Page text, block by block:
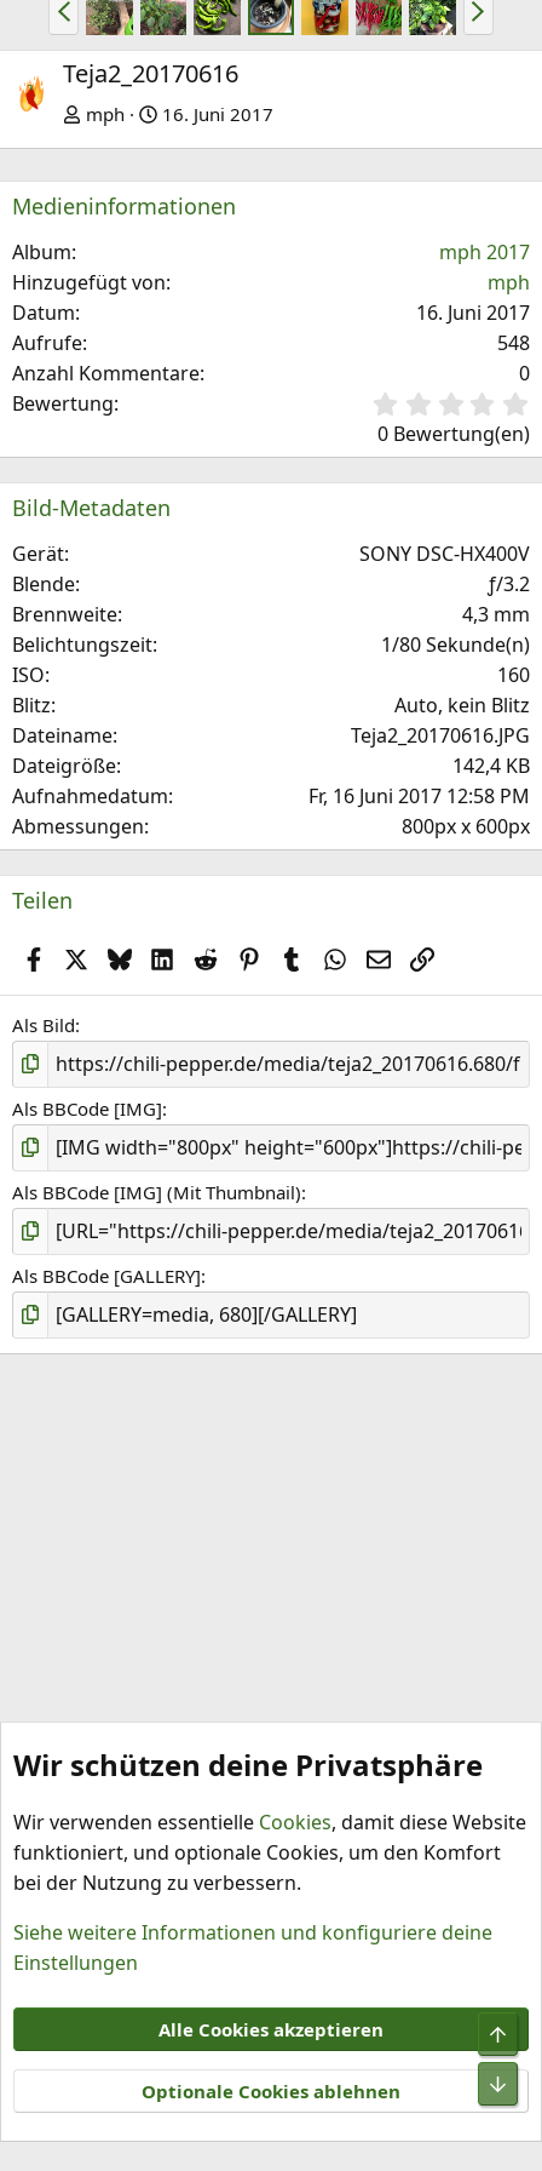
o
r
e
r
i
g
e
ä
t
e
Teja2_20170616
mph 16. Juni 2017
Medieninformationen
Album
mph 2017
Hinzugefügt von
mph
Datum
16. Juni 2017
Aufrufe
548
Anzahl Kommentare
0
Bewertung
0
S
e
n
)
0 Bewertung(en)
Bild-Metadaten
Gerät
SONY DSC-HX400V
Blende
ƒ/3.2
Brennweite
4,3 mm
Belichtungszeit
1/80 Sekunde(n)
ISO
160
Blitz
Auto, kein Blitz
Dateiname
Teja2_20170616.JPG
Dateigröße
142,4 KB
Aufnahmedatum
Fr, 16 Juni 2017 12:58 PM
Abmessungen
800px x 600px
Teilen
FacebookX (Twitter)
BlueskyLinkedIn
Reddit PinterestTumblrWhatsApp
E-MailLink
Als Bild
Als BBCode [IMG]
Als BBCode [IMG] (Mit Thumbnail)
Als BBCode [GALLERY]
Nutzungsbedingungen
Datenschutz
Hilfe und Impressum
R
S
S
Community platform by XenForo® © 2010-2026 XenForo Ltd.
Wir schützen deine Privatsphäre
Wir verwenden essentielle Cookies, damit diese Website
funktioniert, und optionale Cookies, um den Komfort
bei der Nutzung zu verbessern.
Siehe weitere Informationen und konfiguriere deine
Einstellungen
Alle Cookies akzeptieren
Optionale Cookies ablehnen